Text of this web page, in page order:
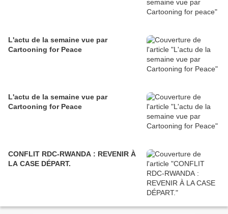
L'actu de la semaine vue par
Cartooning for Peace
L'actu de la semaine vue par
Cartooning for Peace
CONFLIT RDC-RWANDA : REVENIR À
LA CASE DÉPART.